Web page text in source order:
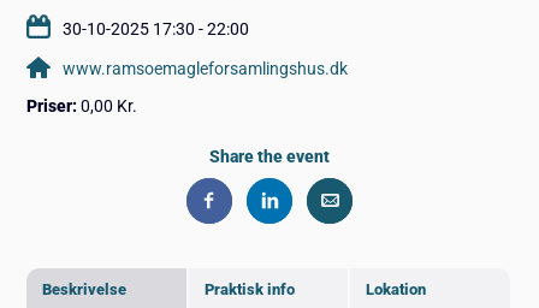
Beskrivelse Praktisk info Lokation
30-10-2025 17:30 - 22:00
www.ramsoemagleforsamlingshus.dk
Priser: 0,00 Kr.
Share the event